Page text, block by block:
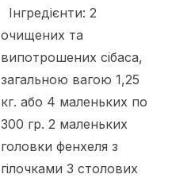
Інгредієнти: 2
очищених та
випотрошених сібаса,
загальною вагою 1,25
кг. або 4 маленьких по
300 гр. 2 маленьких
головки фенхеля з
гілочками 3 столових